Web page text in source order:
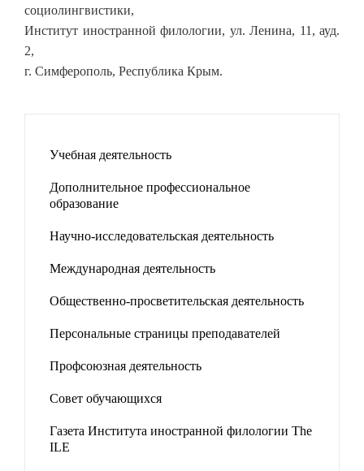
социолингвистики,
Институт иностранной филологии, ул. Ленина, 11, ауд.
2,
г. Симферополь, Республика Крым.
Учебная деятельность
Дополнительное профессиональное
образование
Научно-исследовательская деятельность
Международная деятельность
Общественно-просветительская деятельность
Персональные страницы преподавателей
Профсоюзная деятельность
Совет обучающихся
Газета Института иностранной филологии The
ILE